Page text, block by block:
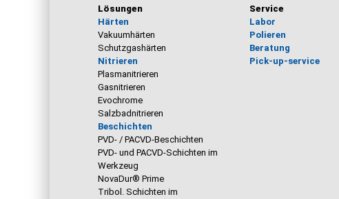
Lösungen
Härten
Vakuumhärten
Schutzgashärten
Nitrieren
Plasmanitrieren
Gasnitrieren
Evochrome
Salzbadnitrieren
Beschichten
PVD- / PACVD-Beschichten
PVD- und PACVD-Schichten im
Werkzeug
NovaDur® Prime
Tribol. Schichten im
Service
Labor
Polieren
Beratung
Pick-up-service